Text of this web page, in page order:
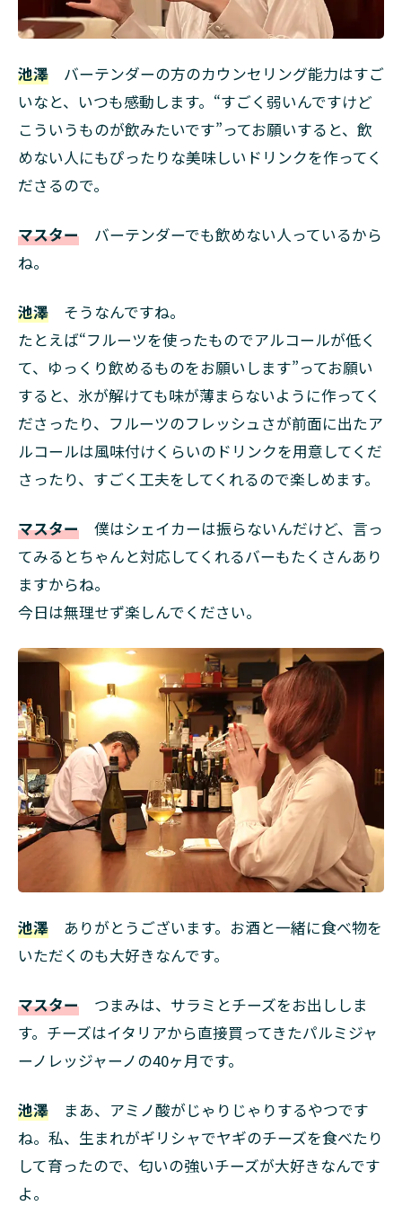
池澤 バーテンダーの方のカウンセリング能力はすご
いなと、いつも感動します。“すごく弱いんですけど
こういうものが飲みたいです”ってお願いすると、飲
めない人にもぴったりな美味しいドリンクを作ってく
ださるので。
マスター バーテンダーでも飲めない人っているから
ね。
池澤 そうなんですね。
たとえば“フルーツを使ったものでアルコールが低く
て、ゆっくり飲めるものをお願いします”ってお願い
すると、氷が解けても味が薄まらないように作ってく
ださったり、フルーツのフレッシュさが前面に出たア
ルコールは風味付けくらいのドリンクを用意してくだ
さったり、すごく工夫をしてくれるので楽しめます。
マスター 僕はシェイカーは振らないんだけど、言っ
てみるとちゃんと対応してくれるバーもたくさんあり
ますからね。
今日は無理せず楽しんでください。
池澤 ありがとうございます。お酒と一緒に食べ物を
いただくのも大好きなんです。
マスター つまみは、サラミとチーズをお出ししま
す。チーズはイタリアから直接買ってきたパルミジャ
ーノレッジャーノの40ヶ月です。
池澤 まあ、アミノ酸がじゃりじゃりするやつです
ね。私、生まれがギリシャでヤギのチーズを食べたり
して育ったので、匂いの強いチーズが大好きなんです
よ。